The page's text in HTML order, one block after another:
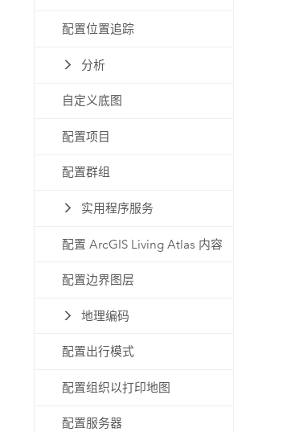
配置位置追踪
分析
自定义底图
配置项目
配置群组
实用程序服务
配置 ArcGIS Living Atlas 内容
配置边界图层
地理编码
配置出行模式
配置组织以打印地图
配置服务器